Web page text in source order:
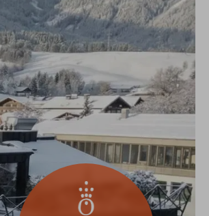
ANGEBOTE
GUTSCHEINE
SCHENKEN